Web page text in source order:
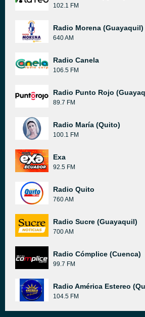
102.1 FM
Radio Morena (Guayaquil)
640 AM
Radio Canela
106.5 FM
Radio Punto Rojo
89.7 FM
Radio María (Quito)
100.1 FM
Exa
92.5 FM
Radio Quito
760 AM
Radio Sucre (Guayaquil)
700 AM
Radio Cómplice (Cuenca)
99.7 FM
Radio América Estereo
104.5 FM